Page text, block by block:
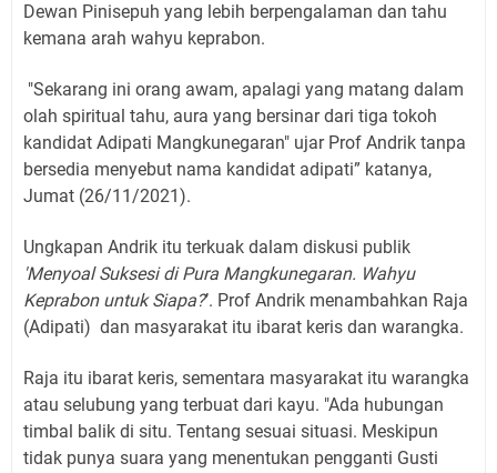
Dewan Pinisepuh yang lebih berpengalaman dan tahu
kemana arah wahyu keprabon.
"Sekarang ini orang awam, apalagi yang matang dalam
olah spiritual tahu, aura yang bersinar dari tiga tokoh
kandidat Adipati Mangkunegaran" ujar Prof Andrik tanpa
bersedia menyebut nama kandidat adipati” katanya,
Jumat (26/11/2021).
Ungkapan Andrik itu terkuak dalam diskusi publik
'Menyoal Suksesi di Pura Mangkunegaran. Wahyu
Keprabon untuk Siapa?’. Prof Andrik menambahkan Raja
(Adipati) dan masyarakat itu ibarat keris dan warangka.
Raja itu ibarat keris, sementara masyarakat itu warangka
atau selubung yang terbuat dari kayu. "Ada hubungan
timbal balik di situ. Tentang sesuai situasi. Meskipun
tidak punya suara yang menentukan pengganti Gusti